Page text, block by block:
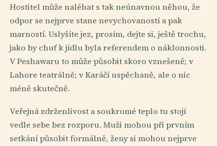
Hostitel může naléhat s tak neúnavnou něhou, že
odpor se nejprve stane nevychovaností a pak
marností. Uslyšíte jez, prosím, dejte si, ještě trochu,
jako by chuť k jídlu byla referendem o náklonnosti.
V Peshawaru to může působit skoro vznešeně; v
Lahore teatrálně; v Karáčí uspěchaně, ale o nic
méně skutečně.
Veřejná zdrženlivost a soukromé teplo tu stojí
vedle sebe bez rozporu. Muži mohou při prvním
setkání působit formálně, ženy si mohou nejprve